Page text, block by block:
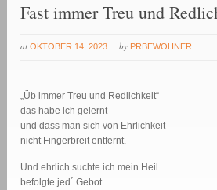
Fast immer Treu und
at OKTOBER 14, 2023 by PRBEWOHNER
„Üb immer Treu und Redlichkeit“
das habe ich gelernt
und dass man sich von Ehrlichkeit
nicht Fingerbreit entfernt.
Und ehrlich suchte ich mein Heil
befolgte jed´ Gebot